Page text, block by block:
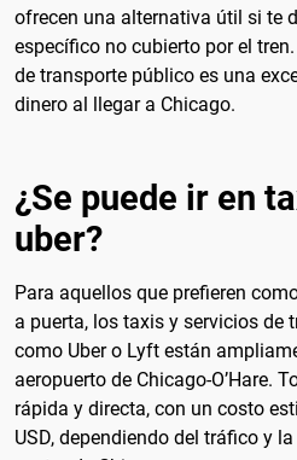
ofrecen una alternativa útil si te
específico no cubierto por el
de transporte público es una
dinero al llegar a Chicago.
¿Se puede ir en
uber?
Para aquellos que prefieren
a puerta, los taxis y servicios de
como Uber o Lyft están
aeropuerto de Chicago-O’Hare.
rápida y directa, con un costo
USD, dependiendo del tráfico y